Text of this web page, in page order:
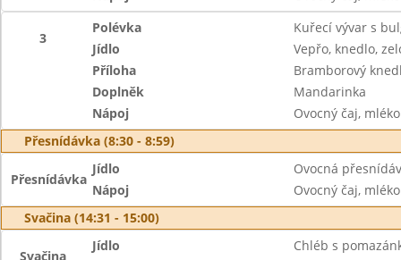
3
Polévka
Kuřecí vývar s
Jídlo
Vepřo, knedlo,
Příloha
Bramborový
Doplněk
Mandarinka
Nápoj
Ovocný čaj, mléko
Přesnídávka (8:30 - 8:59)
Přesnídávka
Jídlo
Ovocná
Nápoj
Ovocný čaj, mléko
Svačina (14:31 - 15:00)
Svačina
Jídlo
Chléb s